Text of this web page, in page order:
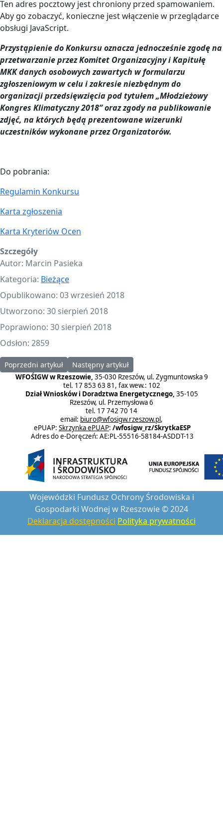
Ten adres pocztowy jest chroniony przed spamowaniem.
Aby go zobaczyć, konieczne jest włączenie w przeglądarce
obsługi JavaScript.
Przystąpienie do Konkursu oznacza jednocześnie zgodę na
przetwarzanie przez Komitet Organizacyjny i Kapitułę
MKK danych osobowych zawartych w formularzu
zgłoszeniowym w celu i zakresie niezbędnym do
organizacji przedsięwzięcia pod tytułem „Młodzieżowy
Kongres Klimatyczny 2018” oraz zgody na publikowanie
zdjęć, na których będą prezentowane wizerunki
uczestników wykonane przez Organizatorów.
Do pobrania:
Regulamin Konkursu
Karta zgłoszenia
Karta Kryteriów Ocen
Szczegóły
Autor: Marcin Pasieka
Kategoria: Bieżące
Opublikowano: 03 wrzesień 2018
Utworzono: 30 sierpień 2018
Poprawiono: 30 sierpień 2018
Odsłon: 2859
Poprzedni artykuł: Gala obchodów 25-lecia WFOŚiGW
Poprzedni artykuł Następny artykuł: Uroczyste podpisanie
Następny artykuł
WFOŚIGW w Rzeszowie, 35-030 Rzeszów, ul. Zygmuntowska 9
tel. 17 853 63 81, fax wew.: 102
Dział Wniosków i Doradztwa Energetycznego, 35-105
Rzeszów, ul. Przemysłowa 6
tel. 17 742 70 14
email: biuro@wfosigw.rzeszow.pl,
ePUAP: Skrzynka ePUAP: /wfosigw_rz/SkrytkaESP
Adres do e-Doręczeń: AE:PL-55516-58184-ASDDT-13
Wojewódzki Fundusz Ochrony Środowiska i
Gospodarki Wodnej w Rzeszowie © 2024
Deklaracja dostępności Polityka prywatności